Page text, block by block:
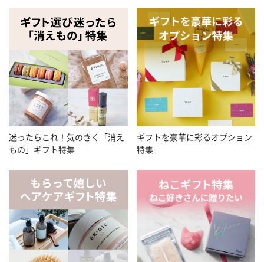
迷ったらこれ！気のきく「消え
もの」ギフト特集
ギフトを豪華に彩るオプション
特集